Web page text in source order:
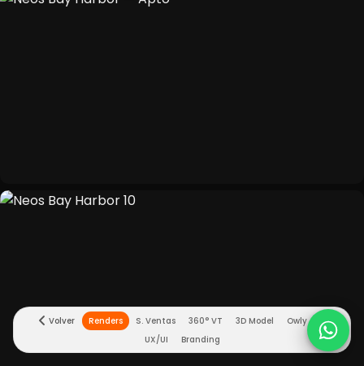
Volver Renders
Owly CRM
Branding